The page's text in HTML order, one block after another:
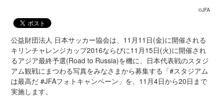
©JFA
公益財団法人 日本サッカー協会は、11月11日(金)に開催される
キリンチャレンジカップ2016ならびに11月15日(火)に開催され
るアジア最終予選(Road to Russia)を機に、日本代表戦のスタジ
アム観戦にまつわる写真をみなさまから募集する「#スタジアム
は最高だ #JFAフォトキャンペーン」を、11月4日から20日まで
実施します。